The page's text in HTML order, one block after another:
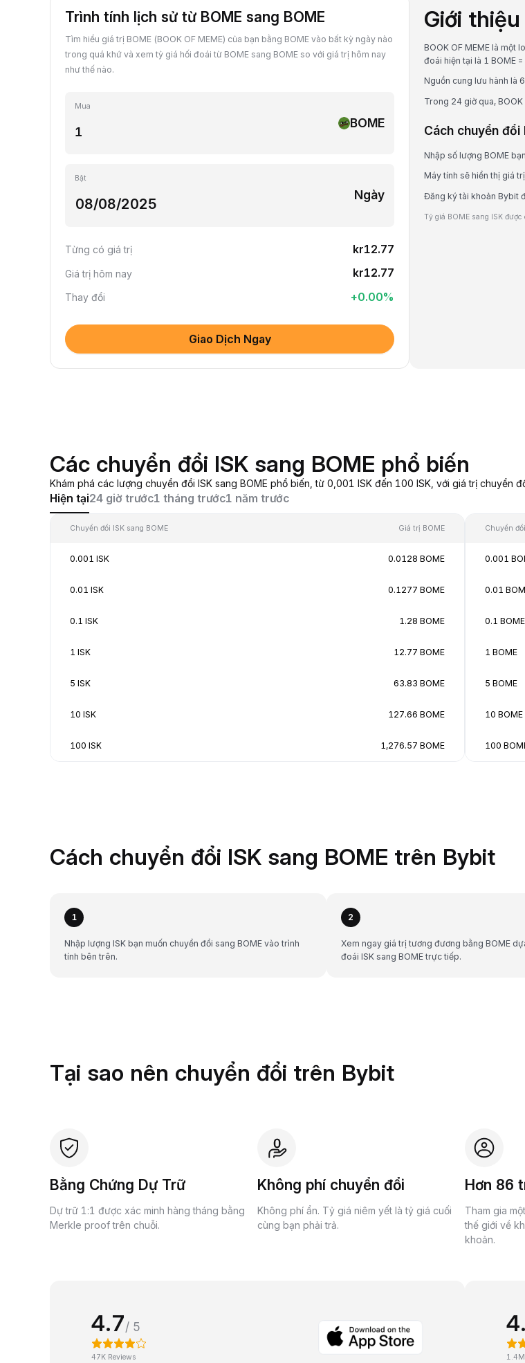
Trình tính lịch sử từ BOME sang BOME
Tìm hiểu giá trị BOME (BOOK OF MEME) của bạn bằng BOME vào bất kỳ ngày nào
trong quá khứ và xem tỷ giá hối đoái từ BOME sang BOME so với giá trị hôm nay
như thế nào.
Mua
BOME
Bật
Ngày
Từng có giá trị kr12.77
Giá trị hôm nay kr12.77
Thay đổi +0.00%
Giao Dịch Ngay
Giới thiệu
BOOK OF MEME là một
đoái hiện tại là 1 BOME
Nguồn cung lưu hành là
Trong 24 giờ qua,
Cách chuyển đổi
Nhập số lượng BOME
Máy tính sẽ hiển thị giá
Đăng ký tài khoản Bybit
Tỷ giá BOME sang ISK
Các chuyển đổi ISK sang BOME phổ biến
Khám phá các lượng chuyển đổi ISK sang BOME phổ biến, từ 0,001 ISK đến 100 ISK, với giá trị
Hiện tại24 giờ trước1 tháng trước1 năm trước
Chuyển đổi ISK sang BOME Giá trị BOME
0.001 ISK 0.0128 BOME
0.01 ISK 0.1277 BOME
0.1 ISK 1.28 BOME
1 ISK 12.77 BOME
5 ISK 63.83 BOME
10 ISK 127.66 BOME
100 ISK 1,276.57 BOME
Chuyển
0.001
0.01
0.1 BOME
1 BOME
5 BOME
10 BOME
100
Cách chuyển đổi ISK sang BOME trên Bybit
1
Nhập lượng ISK bạn muốn chuyển đổi sang BOME vào trình
tính bên trên.
2
Xem ngay giá trị tương đương bằng BOME
đoái ISK sang BOME trực tiếp.
Tại sao nên chuyển đổi trên Bybit
Bằng Chứng Dự Trữ
Dự trữ 1:1 được xác minh hàng tháng bằng
Merkle proof trên chuỗi.
Không phí chuyển đổi
Không phí ẩn. Tỷ giá niêm yết là tỷ giá cuối
cùng bạn phải trả.
Hơn 86
Tham gia
thế giới về
khoản.
4.7/ 5
47K Reviews